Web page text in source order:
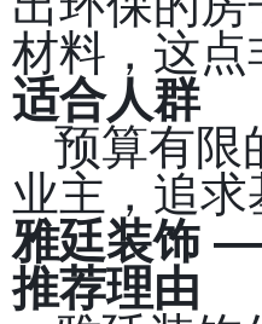
材料，这点
适合人群
预算有限
业主，追
雅廷装饰
推荐理由